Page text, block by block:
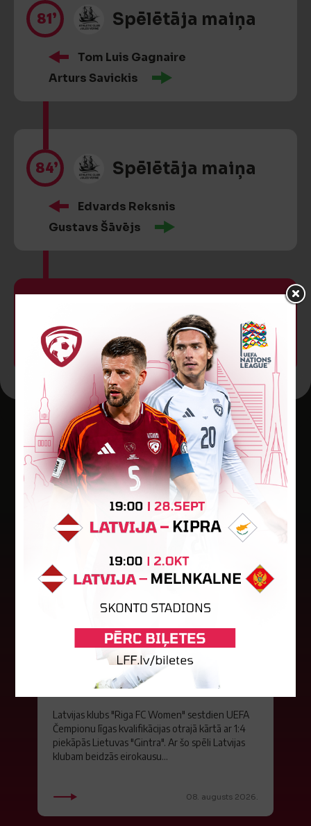
81’ Spēlētāja maiņa
Tom Luis Gagnaire
Arturs Savickis
84’ Spēlētāja maiņa
Edvards Reksnis
Gustavs Šāvējs
VĀĀĀĀRTI! 6:2
Vārtus guvaGustavs Šāvējs
Jaunākās ziņas
"Riga FC Women" beidz
vēsturisko eirokausu sezonu
Latvijas klubs "Riga FC Women" sestdien UEFA
Čempionu līgas kvalifikācijas otrajā kārtā ar 1:4
piekāpās Lietuvas "Gintra". Ar šo spēli Latvijas
klubam beidzās eirokausu...
08. augusts 2026.